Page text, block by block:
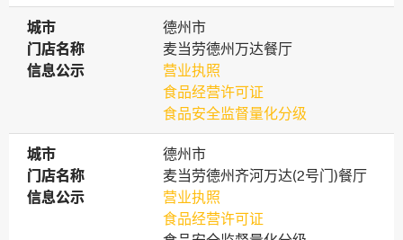
城市
城市
德州市
门店名称
门店名称
麦当劳德州万达餐厅
信息公示
信息公示
营业执照
食品经营许可证
食品安全监督量化分级
城市
城市
德州市
门店名称
门店名称
麦当劳德州齐河万达(2号门)餐厅
信息公示
信息公示
营业执照
食品经营许可证